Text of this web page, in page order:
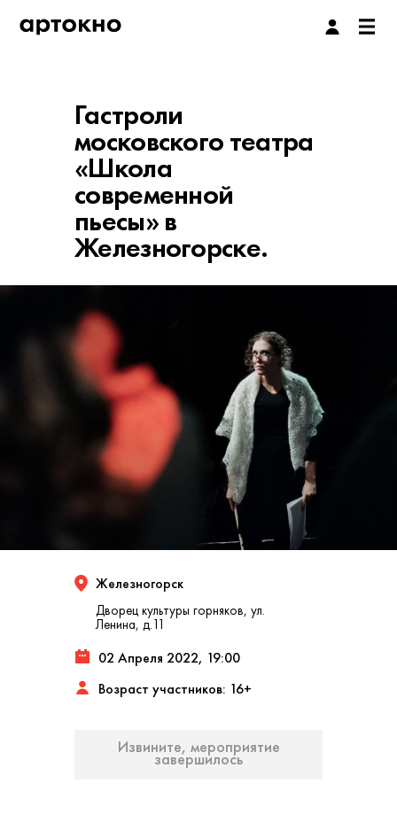
Гастроли
московского театра
«Школа
современной
пьесы» в
Железногорске.
Железногорск
Дворец культуры горняков, ул.
Ленина, д.11
02 Апреля 2022, 19:00
Возраст участников: 16+
Извините, мероприятие
завершилось